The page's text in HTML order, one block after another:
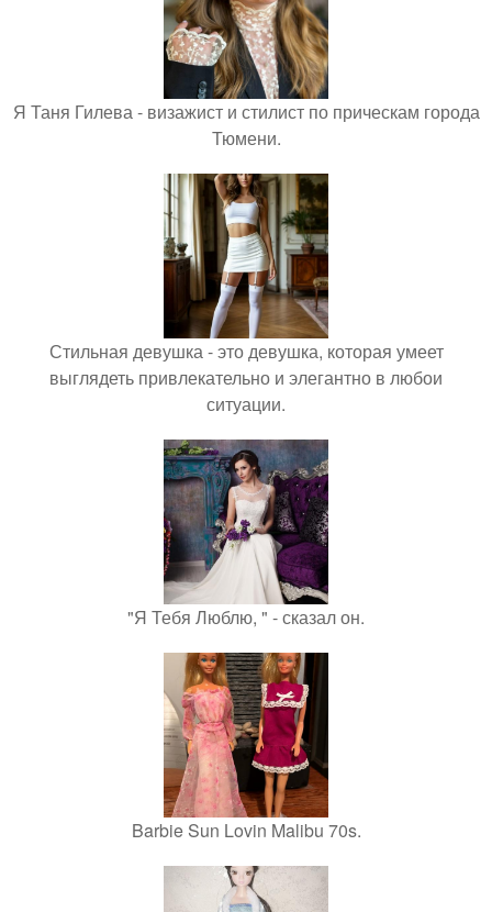
Я Таня Гилева - визажист и стилист по прическам города
Тюмени.
Стильная девушка - это девушка, которая умеет
выглядеть привлекательно и элегантно в любои
ситуации.
"Я Тебя Люблю, " - сказал он.
Barbie Sun Lovin Malibu 70s.